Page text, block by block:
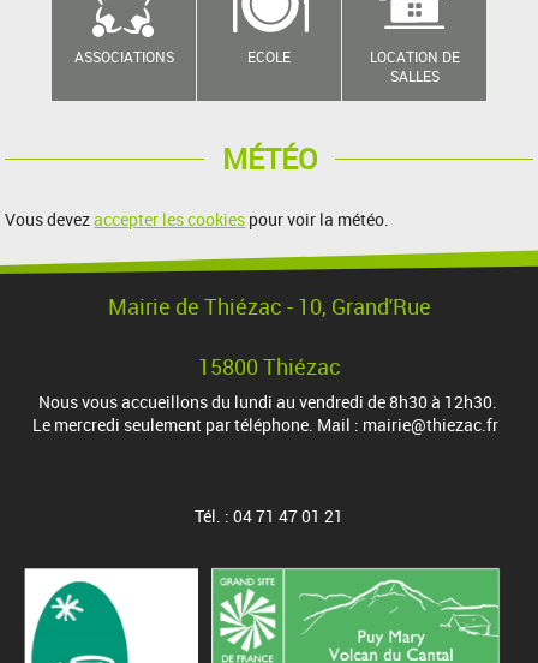
ASSOCIATIONS ECOLE
LOCATION DE
SALLES
MÉTÉO
Vous devezaccepter les cookies pour voir la météo.
Mairie de Thiézac - 10, Grand'Rue
15800 Thiézac
Nous vous accueillons du lundi au vendredi de 8h30 à 12h30.
Le mercredi seulement par téléphone. Mail : mairie@thiezac.fr
Tél. : 04 71 47 01 21